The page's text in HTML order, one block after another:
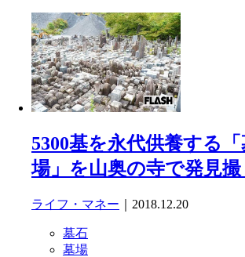
5300基を永代供養する
場」を山奥の寺で発見撮
ライフ・マネー ｜2018.12.20
墓石
墓場